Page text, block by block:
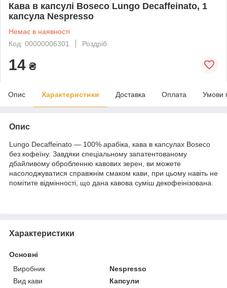
Кава в капсулі Boseco Lungo Decaffeinato, 1
капсула Nespresso
Немає в наявності
Код: 00000006301
Роздріб
14 ₴
Опис Характеристики Доставка Оплата Умови
Опис
Lungo Decaffeinato — 100% арабіка, кава в капсулах Boseco
без кофеїну. Завдяки спеціальному запатентованому
дбайливому обробленню кавових зерен, ви можете
насолоджуватися справжнім смаком кави, при цьому навіть не
помітите відмінності, що дана кавова суміш декофеінізована.
Характеристики
Основні
Виробник
Nespresso
Вид кави
Капсули